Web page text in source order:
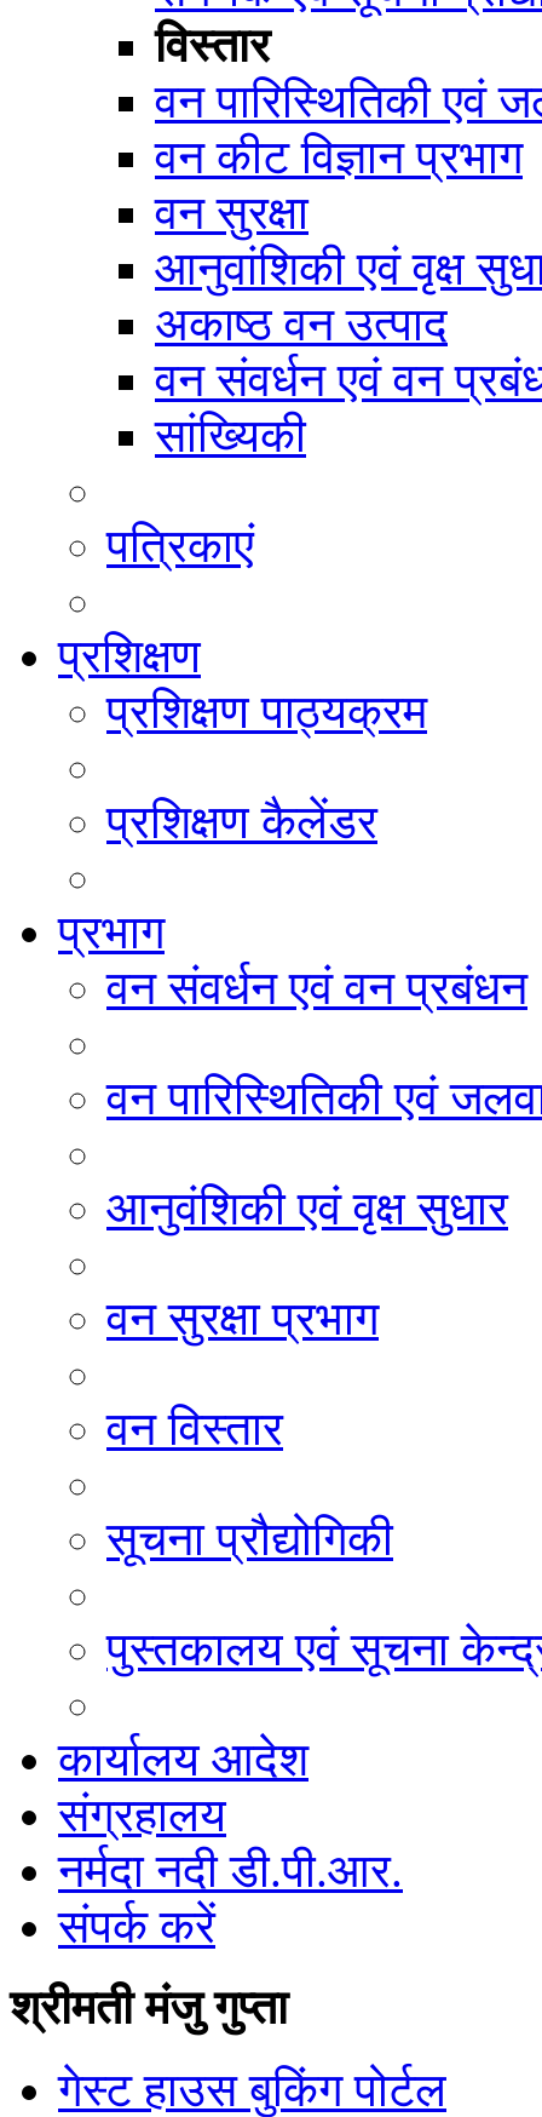
विस्तार
वन पारिस्थितिकी एवं
वन कीट विज्ञान प्रभाग
वन सुरक्षा
आनुवांशिकी एवं वृक्ष
अकाष्ठ वन उत्पाद
वन संवर्धन एवं वन
सांख्यिकी
पत्रिकाएं
प्रशिक्षण
प्रशिक्षण पाठ्यक्रम
प्रशिक्षण कैलेंडर
प्रभाग
वन संवर्धन एवं वन प्रबंधन
वन पारिस्थितिकी एवं
आनुवंशिकी एवं वृक्ष सुधार
वन सुरक्षा प्रभाग
वन विस्तार
सूचना प्रौद्योगिकी
पुस्तकालय एवं सूचना
कार्यालय आदेश
संग्रहालय
नर्मदा नदी डी.पी.आर.
संपर्क करें
श्रीमती मंजु गुप्ता
गेस्ट हाउस बुकिंग पोर्टल